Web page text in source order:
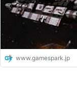
集】 | Game*Spark -
ム情報サイト
www.gamespark.jp